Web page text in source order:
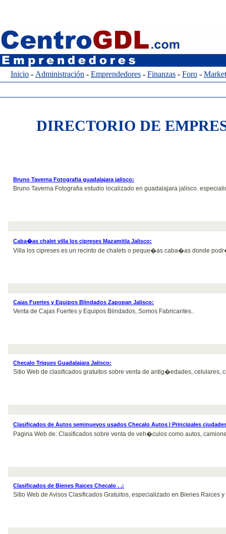
Inicio - Administración - Emprendedores - Finanzas - Foro -
DIRECTORIO DE
Bruno Taverna Fotografia guadalajara jalisco:
Bruno Taverna Fotografia estudio localizado en guadalajara jalisco.
Caba�as chalet villa los cipreses Mazamitla Jalisco:
Villa los cipreses es un recinto de chalets o peque�as caba�as donde
Cajas Fuertes y Equipos Blindados Zapopan Jalisco:
Venta de Cajas Fuertes y Equipos Blindados, Somos Fabricantes..
Checalo Triques Guadalajara Jalisco:
Sitio Web de clasificados gratuitos sobre venta de antig�edades, celulares,
Clasificados de Autos seminuevos usados Checalo Autos | Principales
Pagina Web de: Clasificados sobre venta de veh�culos como autos,
Clasificados de Bienes Raices Checalo . .:
Sitio Web de Avisos Clasificados Gratuitos, especializado en Bienes Raices